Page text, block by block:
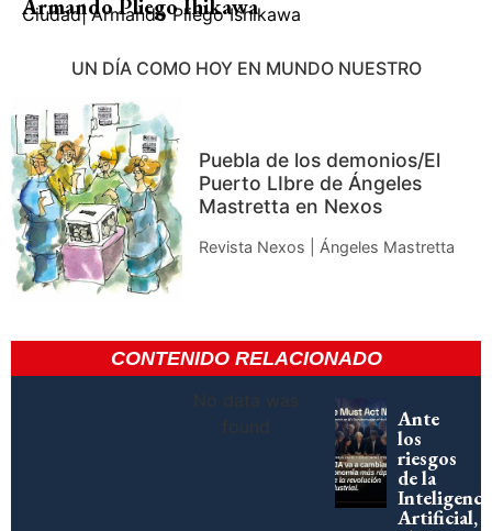
Armando Pliego Ihikawa
Ciudad| Armando Pliego Ishikawa
UN DÍA COMO HOY EN MUNDO NUESTRO
Puebla de los demonios/El
Puerto LIbre de Ángeles
Mastretta en Nexos
Revista Nexos | Ángeles Mastretta
CONTENIDO RELACIONADO
No data was
found
Ante
los
riesgos
de la
Artificial,